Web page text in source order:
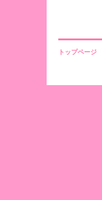
トップページ